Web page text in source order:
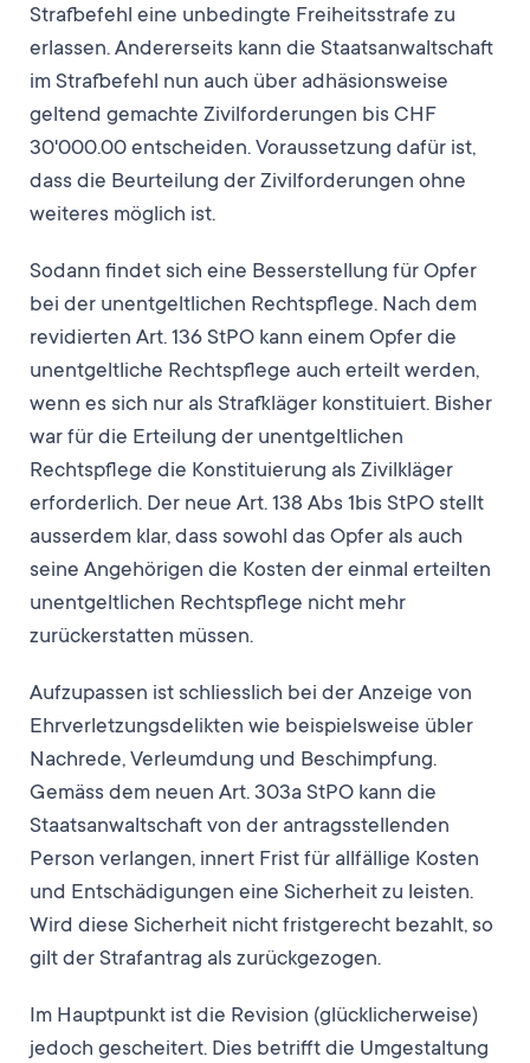
Strafbefehl eine unbedingte Freiheitsstrafe zu
erlassen. Andererseits kann die Staatsanwaltschaft
im Strafbefehl nun auch über adhäsionsweise
geltend gemachte Zivilforderungen bis CHF
30'000.00 entscheiden. Voraussetzung dafür ist,
dass die Beurteilung der Zivilforderungen ohne
weiteres möglich ist.
Sodann findet sich eine Besserstellung für Opfer
bei der unentgeltlichen Rechtspflege. Nach dem
revidierten Art. 136 StPO kann einem Opfer die
unentgeltliche Rechtspflege auch erteilt werden,
wenn es sich nur als Strafkläger konstituiert. Bisher
war für die Erteilung der unentgeltlichen
Rechtspflege die Konstituierung als Zivilkläger
erforderlich. Der neue Art. 138 Abs 1bis StPO stellt
ausserdem klar, dass sowohl das Opfer als auch
seine Angehörigen die Kosten der einmal erteilten
unentgeltlichen Rechtspflege nicht mehr
zurückerstatten müssen.
Aufzupassen ist schliesslich bei der Anzeige von
Ehrverletzungsdelikten wie beispielsweise übler
Nachrede, Verleumdung und Beschimpfung.
Gemäss dem neuen Art. 303a StPO kann die
Staatsanwaltschaft von der antragsstellenden
Person verlangen, innert Frist für allfällige Kosten
und Entschädigungen eine Sicherheit zu leisten.
Wird diese Sicherheit nicht fristgerecht bezahlt, so
gilt der Strafantrag als zurückgezogen.
Im Hauptpunkt ist die Revision (glücklicherweise)
jedoch gescheitert. Dies betrifft die Umgestaltung